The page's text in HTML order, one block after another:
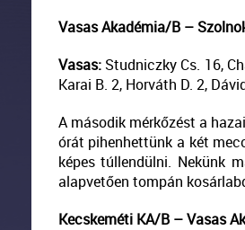
Vasas Akadémia/B –
Vasas: Studniczky Cs. 16,
Karai B. 2, Horváth D. 2,
A második mérkőzést a
órát pihenhettünk a két
képes túllendülni. Nekünk
alapvetően tompán
Kecskeméti KA/B – Vasas